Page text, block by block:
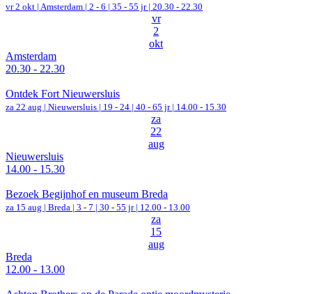
vr 2 okt | Amsterdam | 2 - 6 | 35 - 55 jr | 20.30 - 22.30
vr
2
okt
Amsterdam
20.30 - 22.30
Ontdek Fort Nieuwersluis
za 22 aug | Nieuwersluis | 19 - 24 | 40 - 65 jr | 14.00 - 15.30
za
22
aug
Nieuwersluis
14.00 - 15.30
Bezoek Begijnhof en museum Breda
za 15 aug | Breda | 3 - 7 | 30 - 55 jr | 12.00 - 13.00
za
15
aug
Breda
12.00 - 13.00